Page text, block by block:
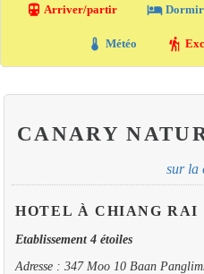
directions_transit Arriver/partir local_hotel Dormir
thermostat Météo hiking
CANARY
sur la
HOTEL À CHIANG RAI
Etablissement 4 étoiles
Adresse : 347 Moo 10 Baan